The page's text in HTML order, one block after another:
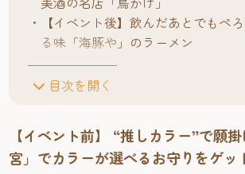
目次を開く
【イベント後】飲んだあとでもぺ
る味「海豚や」のラーメン
【イベント前】 “推しカラー”で願
宮」でカラーが選べるお守りをゲッ